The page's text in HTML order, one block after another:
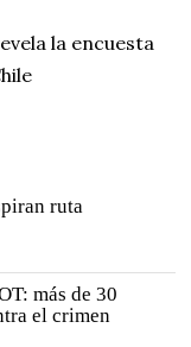
la encuesta
ruta
más de 30
el crimen